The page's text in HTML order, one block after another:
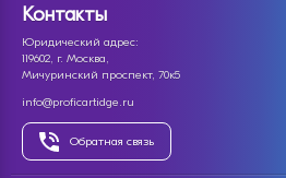
Контакты
Юридический адрес:
119602, г. Москва,
Мичуринский проспект, 70к5
info@proficartidge.ru
Обратная связь